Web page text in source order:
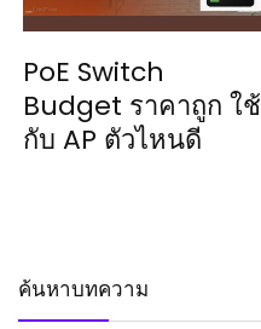
PoE Switch
Budget ราคาถูก ใช้
กับ AP ตัวไหนดี
ค้นหาบทความ